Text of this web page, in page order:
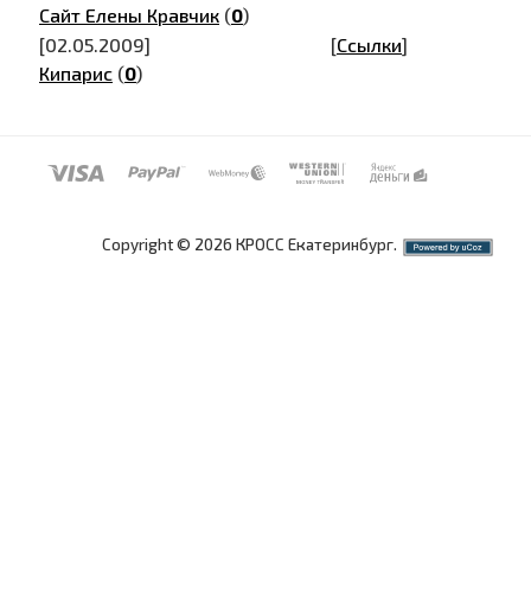
Сайт Елены Кравчик (0)
[02.05.2009]
[Ссылки]
Кипарис (0)
Copyright © 2026 КРОСС Екатеринбург.